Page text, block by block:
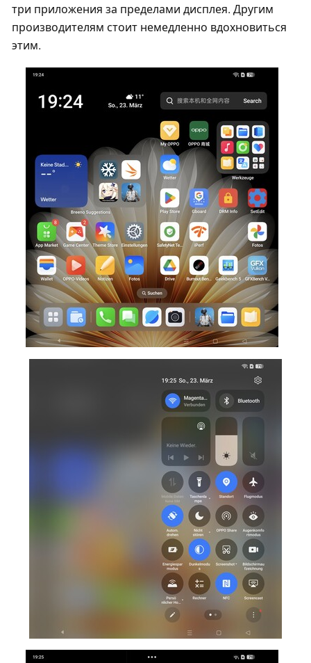
три приложения за пределами дисплея. Другим
производителям стоит немедленно вдохновиться
этим.